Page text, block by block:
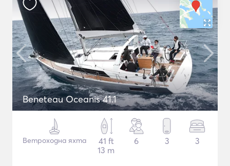
Beneteau Oceanis 41.1
Ветроходна яхта
41 ft
13 m
6 3 3